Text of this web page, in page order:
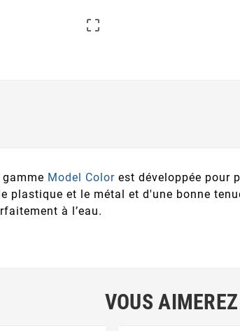

Model Color est développée pour
plastique et le métal et d'une bonne
à l’eau.
VOUS